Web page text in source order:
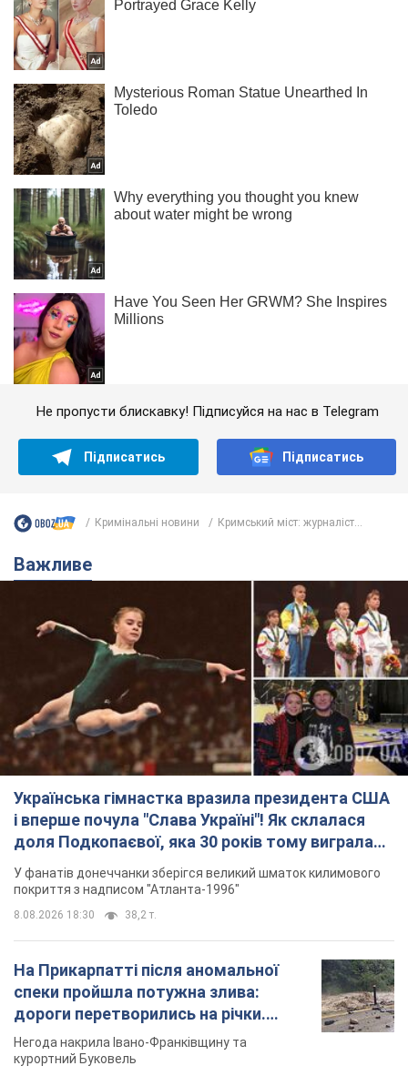
Не пропусти блискавку! Підписуйся на нас в Telegram
Підписатись Підписатись
Кримінальні новини Кримський міст: журналіст...
Важливе
Українська гімнастка вразила президента США
і вперше почула "Слава Україні"! Як склалася
доля Подкопаєвої, яка 30 років тому виграла
"золото" Олімпіади
У фанатів донеччанки зберігся великий шматок килимового
покриття з надписом "Атланта-1996"
8.08.2026 18:30 38,2 т.
На Прикарпатті після аномальної
спеки пройшла потужна злива:
дороги перетворились на річки.
Відео
Негода накрила Івано-Франківщину та
курортний Буковель